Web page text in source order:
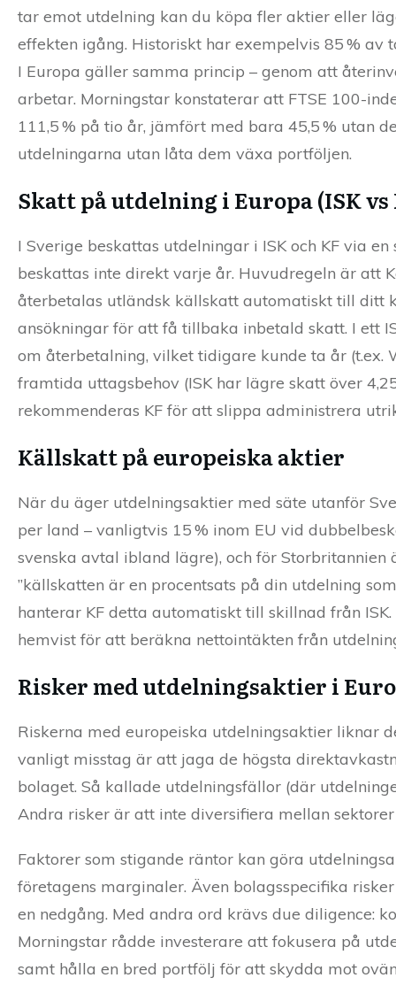
tar emot utdelning kan du köpa fler aktier eller
effekten igång. Historiskt har exempelvis 85 %
I Europa gäller samma princip – genom att
arbetar. Morningstar konstaterar att FTSE 100-
111,5 % på tio år, jämfört med bara 45,5 % utan
utdelningarna utan låta dem växa portföljen.
Skatt på utdelning i Europa (ISK vs
I Sverige beskattas utdelningar i ISK och KF via
beskattas inte direkt varje år. Huvudregeln är att
återbetalas utländsk källskatt automatiskt till ditt
ansökningar för att få tillbaka inbetald skatt. I ett
om återbetalning, vilket tidigare kunde ta år (t.ex.
framtida uttagsbehov (ISK har lägre skatt över
rekommenderas KF för att slippa administrera
Källskatt på europeiska aktier
När du äger utdelningsaktier med säte utanför
per land – vanligtvis 15 % inom EU vid
svenska avtal ibland lägre), och för
”källskatten är en procentsats på din utdelning
hanterar KF detta automatiskt till skillnad från
hemvist för att beräkna nettointäkten från
Risker med utdelningsaktier i
Riskerna med europeiska utdelningsaktier liknar
vanligt misstag är att jaga de högsta
bolaget. Så kallade utdelningsfällor (där
Andra risker är att inte diversifiera mellan
Faktorer som stigande räntor kan göra
företagens marginaler. Även bolagsspecifika
en nedgång. Med andra ord krävs due diligence:
Morningstar rådde investerare att fokusera på
samt hålla en bred portfölj för att skydda mot